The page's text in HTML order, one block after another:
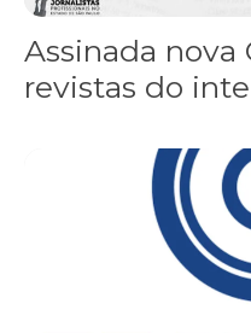
Assinada nova
revistas do
Sindicato leva